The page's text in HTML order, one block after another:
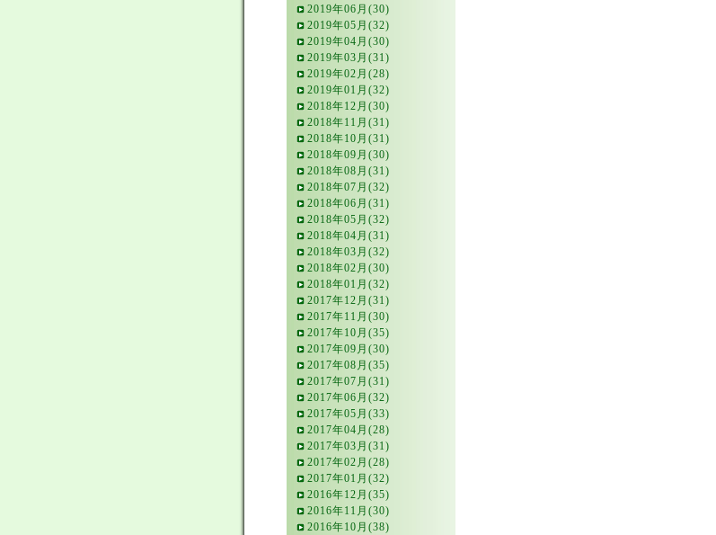
2019年06月(30)
2019年05月(32)
2019年04月(30)
2019年03月(31)
2019年02月(28)
2019年01月(32)
2018年12月(30)
2018年11月(31)
2018年10月(31)
2018年09月(30)
2018年08月(31)
2018年07月(32)
2018年06月(31)
2018年05月(32)
2018年04月(31)
2018年03月(32)
2018年02月(30)
2018年01月(32)
2017年12月(31)
2017年11月(30)
2017年10月(35)
2017年09月(30)
2017年08月(35)
2017年07月(31)
2017年06月(32)
2017年05月(33)
2017年04月(28)
2017年03月(31)
2017年02月(28)
2017年01月(32)
2016年12月(35)
2016年11月(30)
2016年10月(38)